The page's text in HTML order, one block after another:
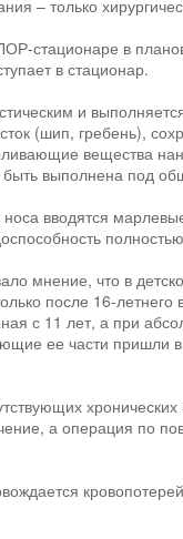
– только
стационаре в
в стационар.
и
(шип, гребень),
вещества
выполнена под
вводятся
мнение, что в
после 16-
с 11 лет, а при
ее части пришли
а операция по